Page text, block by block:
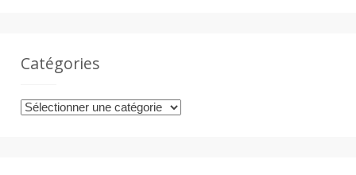
n
Catégories
Catégories